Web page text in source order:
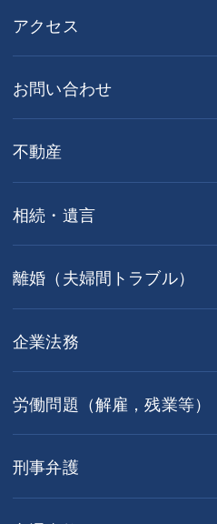
アクセス
お問い合わせ
不動産
相続・遺言
離婚（夫婦間トラブル）
企業法務
労働問題（解雇，残業等）
刑事弁護